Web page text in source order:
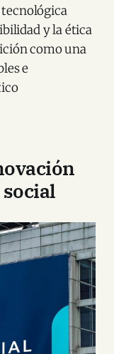
y la ética
como una
e